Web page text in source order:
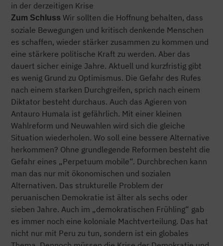
in der derzeitigen Krise
Zum SchlussWir sollten die Hoffnung behalten, dass
soziale Bewegungen und kritisch denkende Menschen
es schaffen, wieder stärker zusammen zu kommen und
eine stärkere politische Kraft zu werden. Aber das
dauert sicher einige Jahre. Aktuell und kurzfristig gibt
es wenig Grund zu Optimismus. Die Gefahr des Rufes
nach einem starken Durchgreifen, sprich nach einem
Diktator besteht durchaus. Auch das Agieren von
Antauro Humala ist gefährlich. Mit einer kleinen
Wahlreform und Neuwahlen wird sich die gleiche
Situation wiederholen. Wo soll eine bessere Alternative
herkommen? Ohne grundlegende Reformen besteht die
Gefahr eines „Perpetuum mobile“. Durchbrechen kann
man das nur mit ökonomischen und sozialen
Alternativen. Das strukturelle Problem der
peruanischen Demokratie ist älter als sechs oder
sieben Jahre. Auch im „demokratischen Frühling“ gab
es immer noch eine koloniale Machtverteilung. Das hat
nicht nur mit Peru zu tun, sondern ist ein globales